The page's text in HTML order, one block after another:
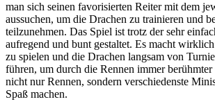
man sich seinen favorisierten Reiter mit dem
aussuchen, um die Drachen zu trainieren und
teilzunehmen. Das Spiel ist trotz der sehr
aufregend und bunt gestaltet. Es macht
zu spielen und die Drachen langsam von
führen, um durch die Rennen immer
nicht nur Rennen, sondern verschiedenste
Spaß machen.